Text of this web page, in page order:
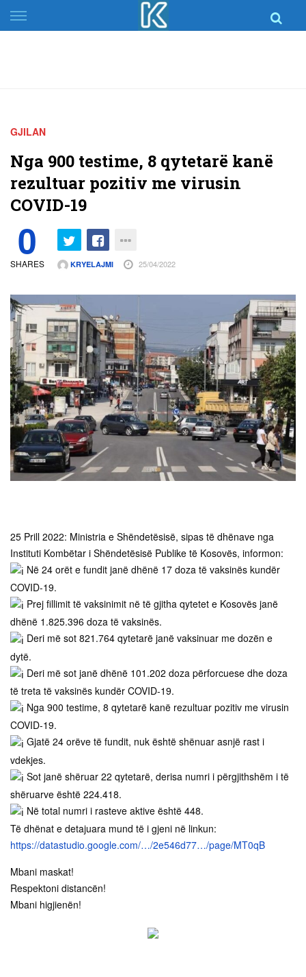
Skip
to
GJILAN
Nga 900 testime, 8 qytetarë kanë
rezultuar pozitiv me virusin
COVID-19
0
SHARES KRYELAJMI 25/04/2022
25 Prill 2022: Ministria e Shëndetësisë, sipas të dhënave nga
Instituti Kombëtar i Shëndetësisë Publike të Kosovës, informon:
Në 24 orët e fundit janë dhënë 17 doza të vaksinës kundër
COVID-19.
Prej fillimit të vaksinimit në të gjitha qytetet e Kosovës janë
dhënë 1.825.396 doza të vaksinës.
Deri më sot 821.764 qytetarë janë vaksinuar me dozën e
dytë.
Deri më sot janë dhënë 101.202 doza përforcuese dhe doza
të treta të vaksinës kundër COVID-19.
Nga 900 testime, 8 qytetarë kanë rezultuar pozitiv me virusin
COVID-19.
Gjatë 24 orëve të fundit, nuk është shënuar asnjë rast i
vdekjes.
Sot janë shëruar 22 qytetarë, derisa numri i përgjithshëm i të
shëruarve është 224.418.
Në total numri i rasteve aktive është 448.
Të dhënat e detajuara mund të i gjeni në linkun:
https://datastudio.google.com/…/2e546d77…/page/MT0qB
Mbani maskat!
Respektoni distancën!
Mbani higjienën!